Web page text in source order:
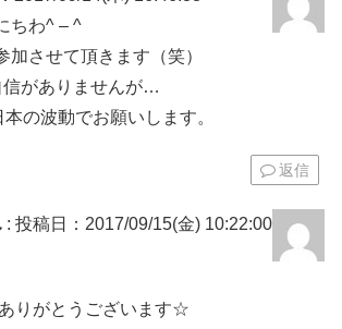
ちわ^ – ^
加させて頂きます（笑）
がありませんが…
の波動でお願いします。
返信
: 投稿日：2017/09/15(金) 10:22:00
りがとうございます☆